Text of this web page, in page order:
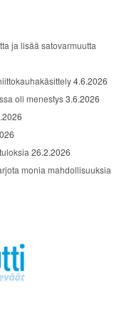
ja lisää satovarmuutta
4.6.2026
oli menestys3.6.2026
26.2.2026
monia mahdollisuuksia